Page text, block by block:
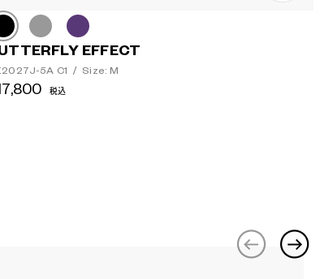
EFFECT
5A C1 / Size: M
税込